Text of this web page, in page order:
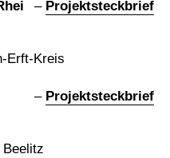
– Projektsteckbrief
Erft-Kreis
– Projektsteckbrief